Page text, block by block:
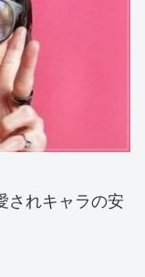
されキャラの安